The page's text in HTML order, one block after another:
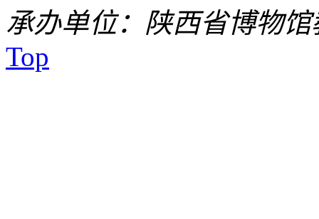
承办单位：陕西省博物
Top